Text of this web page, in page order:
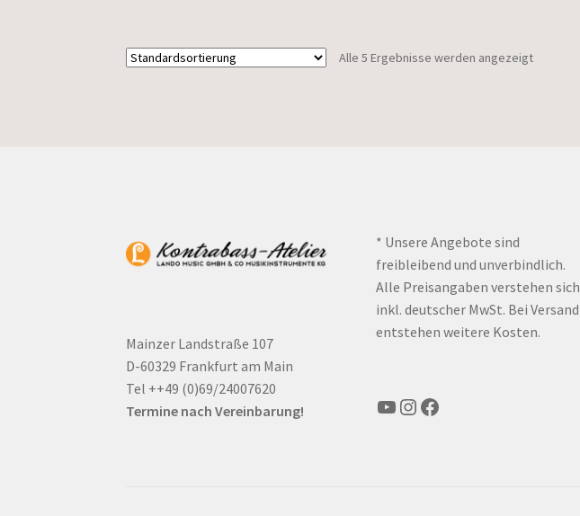
Alle 5 Ergebnisse werden angezeigt
Mainzer Landstraße 107
D-60329 Frankfurt am Main
Tel ++49 (0)69/24007620
Termine nach Vereinbarung!
* Unsere Angebote sind
freibleibend und unverbindlich.
Alle Preisangaben verstehen sich
inkl. deutscher MwSt. Bei Versand
entstehen weitere Kosten.
YouTube
Instagram
Facebook